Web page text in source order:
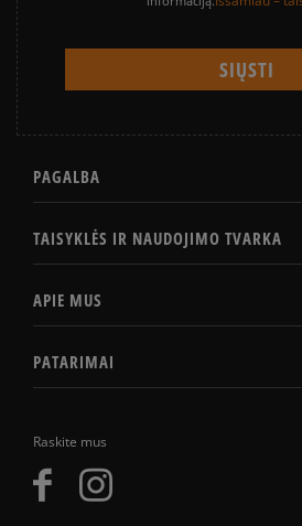
Raskite mus
PAGALBA
TAISYKLĖS IR NAUDOJIMO TVARKA
APIE MUS
PATARIMAI